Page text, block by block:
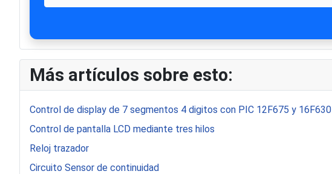
Más artículos sobre esto:
Control de display de 7 segmentos 4 digitos con PIC 12F675 y 16F630
Control de pantalla LCD mediante tres hilos
Reloj trazador
Circuito Sensor de continuidad